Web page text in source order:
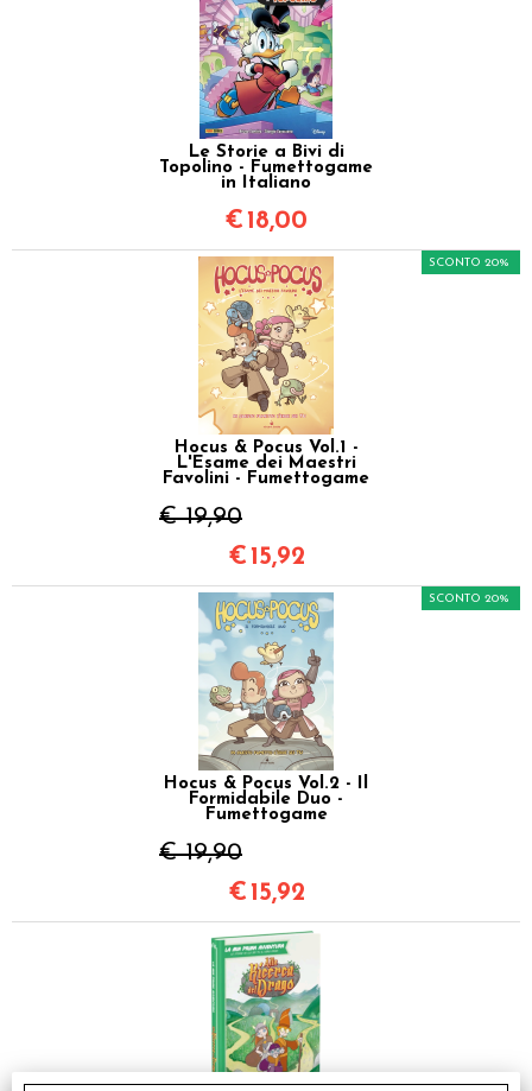
Le Storie a Bivi di
Topolino - Fumettogame
in Italiano
€ 18,00
Hocus & Pocus Vol.1 -
L'Esame dei Maestri
Favolini - Fumettogame
€ 19,90
SCONTO 20%
€ 15,92
Hocus & Pocus Vol.2 - Il
Formidabile Duo -
Fumettogame
€ 19,90
SCONTO 20%
€ 15,92